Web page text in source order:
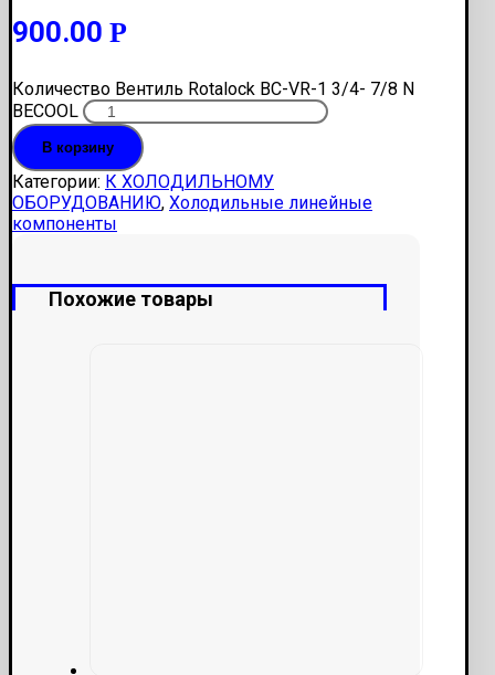
900.00 Р
Количество Вентиль Rotalock BC-VR-1 3/4- 7/8 N
BECOOL
В корзину
Категории: К ХОЛОДИЛЬНОМУ
ОБОРУДОВАНИЮ, Холодильные линейные
компоненты
Похожие товары